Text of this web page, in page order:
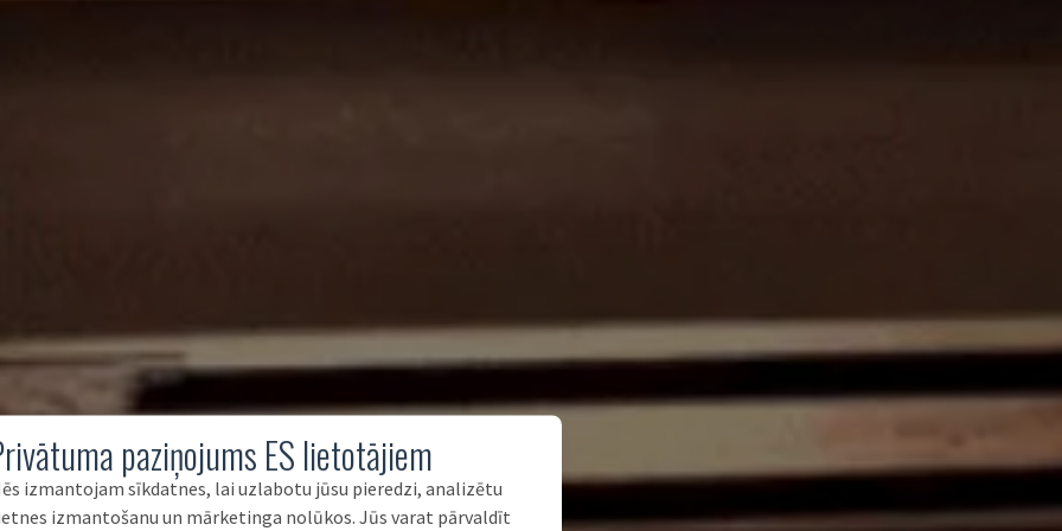
paziņojums ES lietotājiem
izmantojam sīkdatnes, lai uzlabotu jūsu pieredzi, analizētu
izmantošanu un mārketinga nolūkos. Jūs varat pārvaldīt